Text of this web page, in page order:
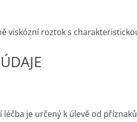
viskózní roztok s
léčba je určený k úlevě od